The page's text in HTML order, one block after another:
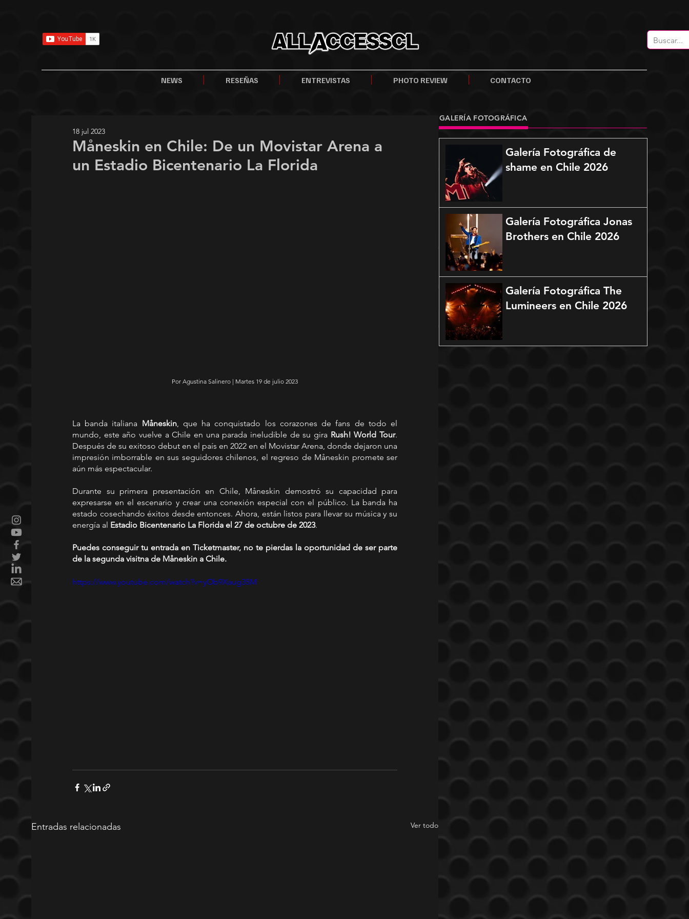
NEWS RESEÑAS ENTREVISTAS PHOTO REVIEW CONTACTO
Måneskin en Chile: De un Movistar Arena a
un Estadio Bicentenario La Florida
18 jul 2023
Por Agustina Salinero | Martes 19 de julio 2023
La banda italiana Måneskin, que ha conquistado los corazones de fans de todo el
mundo, este año vuelve a Chile en una parada ineludible de su gira Rush! World Tour.
Después de su exitoso debut en el país en 2022 en el Movistar Arena, donde dejaron una
impresión imborrable en sus seguidores chilenos, el regreso de Måneskin promete ser
aún más espectacular.
Durante su primera presentación en Chile, Måneskin demostró su capacidad para
expresarse en el escenario y crear una conexión especial con el público. La banda ha
estado cosechando éxitos desde entonces. Ahora, están listos para llevar su música y su
energía al Estadio Bicentenario La Florida el 27 de octubre de 2023.
Puedes conseguir tu entrada en Ticketmaster, no te pierdas la oportunidad de ser parte
de la segunda visitna de Måneskin a Chile.
https://www.youtube.com/watch?v=yOb9Xaug35M
Entradas relacionadas Ver todo
GALERÍA FOTOGRÁFICA
Galería Fotográfica de
shame en Chile 2026
Galería Fotográfica Jonas
Brothers en Chile 2026
Galería Fotográfica The
Lumineers en Chile 2026